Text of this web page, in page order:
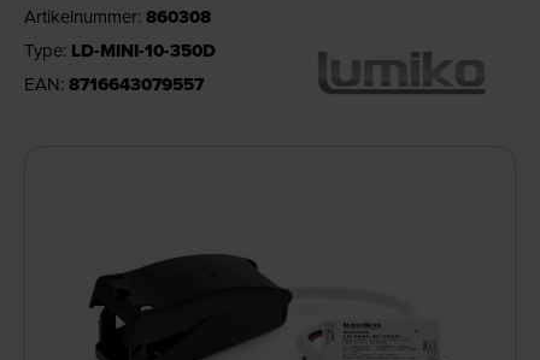
Artikelnummer: 860308
Type: LD-MINI-10-350D
EAN: 8716643079557